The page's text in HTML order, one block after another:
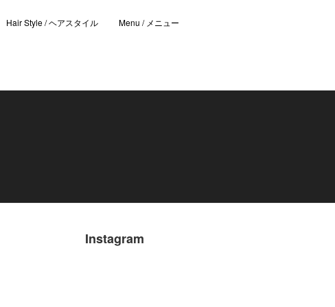
Hair Style / ヘアスタイル Menu / メニュー
Instagram